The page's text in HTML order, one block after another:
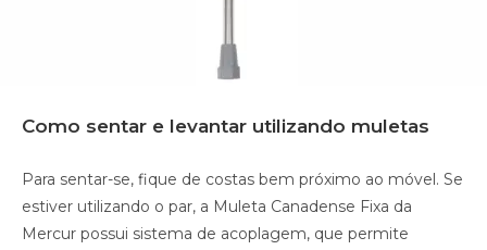
Como sentar e levantar utilizando muletas
Para sentar-se, fique de costas bem próximo ao móvel. Se
estiver utilizando o par, a Muleta Canadense Fixa da
Mercur possui sistema de acoplagem, que permite